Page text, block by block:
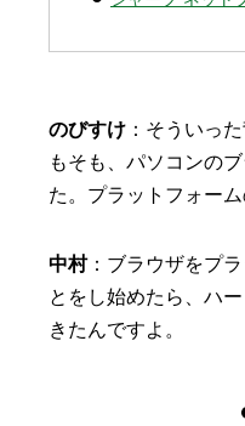
のびすけ ：そういっ
もそも、パソコンの
た。プラットフォーム
中村：ブラウザをプ
とをし始めたら、ハ
きたんですよ。